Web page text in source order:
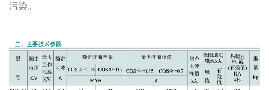
污染。